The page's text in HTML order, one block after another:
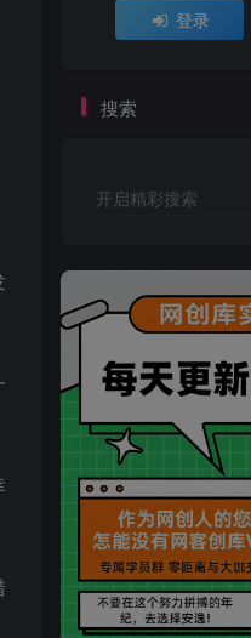
登录
搜索
开启精彩搜索
买VIP会员或加盟
网创库-限时优惠